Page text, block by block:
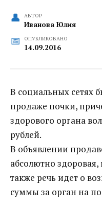
АВТОР
Иванова Юлия
ОПУБЛИКОВАНО
14.09.2016
В социальных сетях
продаже почки,
здорового органа
рублей.
В объявлении
абсолютно
также речь идет о
суммы за орган на